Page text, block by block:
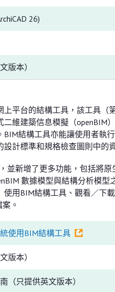
26)
版本）
平台的結構工具，該工具（
維建築信息模擬（openBIM
結構工具亦能讓使用者執
計標準和規格檢查圖則中的
並新增了更多功能，包括將
數據模型與結構分析模
用BIM結構工具、觀看／下
。
使用BIM結構工具
版本）
（只提供英文版本）